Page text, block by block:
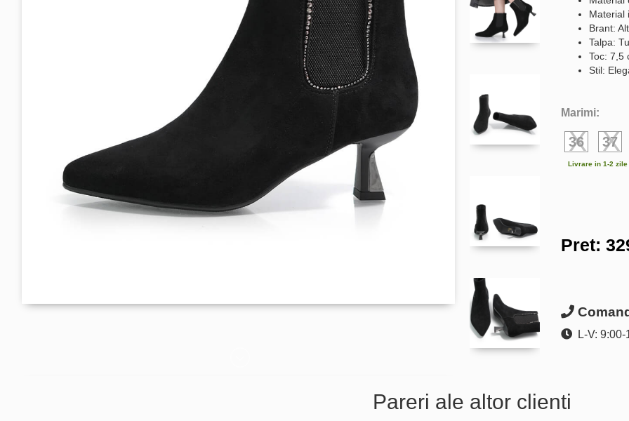
Material
Brant:
Talpa:
Toc: 7,5
Stil:
Marimi:
36 37
Livrare in 1-2
Pret:
L-V: 9:00-
Pareri ale altor clienti